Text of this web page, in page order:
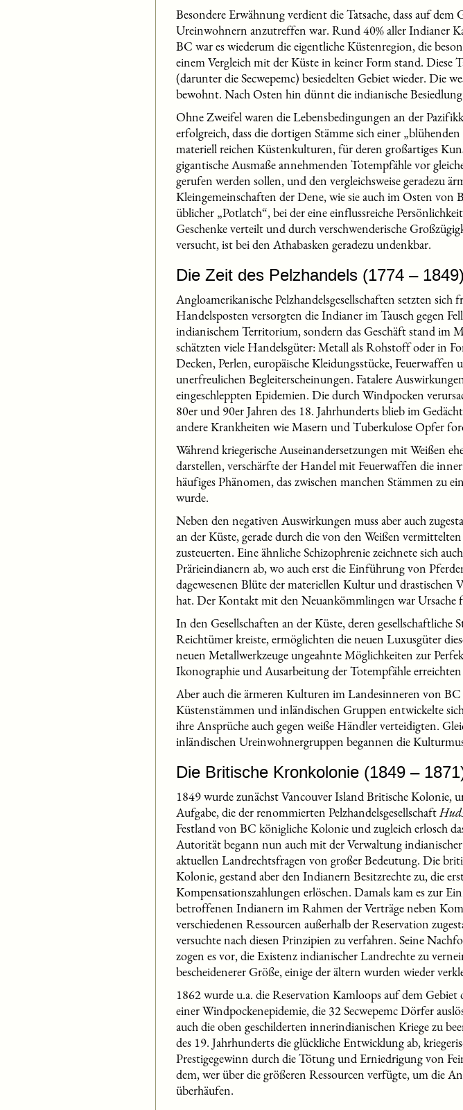
Besondere Erwähnung verdient die Tatsache, dass auf
Ureinwohnern anzutreffen war. Rund 40% aller Indianer
BC war es wiederum die eigentliche Küstenregion, die
einem Vergleich mit der Küste in keiner Form stand. Diese
(darunter die Secwepemc) besiedelten Gebiet wieder. Die
bewohnt. Nach Osten hin dünnt die indianische Besiedlung
Ohne Zweifel waren die Lebensbedingungen an der
erfolgreich, dass die dortigen Stämme sich einer
materiell reichen Küstenkulturen, für deren großartiges
gigantische Ausmaße annehmenden Totempfähle vor
gerufen werden sollen, und den vergleichsweise geradezu
Kleingemeinschaften der Dene, wie sie auch im Osten
üblicher „Potlatch“, bei der eine einflussreiche
Geschenke verteilt und durch verschwenderische
versucht, ist bei den Athabasken geradezu undenkbar.
Die Zeit des Pelzhandels (1774 – 1849)
Angloamerikanische Pelzhandelsgesellschaften setzten
Handelsposten versorgten die Indianer im Tausch gegen
indianischem Territorium, sondern das Geschäft stand im
schätzten viele Handelsgüter: Metall als Rohstoff oder in
Decken, Perlen, europäische Kleidungsstücke,
unerfreulichen Begleiterscheinungen. Fatalere
eingeschleppten Epidemien. Die durch Windpocken
80er und 90er Jahren des 18. Jahrhunderts blieb im
andere Krankheiten wie Masern und Tuberkulose Opfer
Während kriegerische Auseinandersetzungen mit Weißen
darstellen, verschärfte der Handel mit Feuerwaffen die
häufiges Phänomen, das zwischen manchen Stämmen zu
wurde.
Neben den negativen Auswirkungen muss aber auch
an der Küste, gerade durch die von den Weißen
zusteuerten. Eine ähnliche Schizophrenie zeichnete sich
Prärieindianern ab, wo auch erst die Einführung von
dagewesenen Blüte der materiellen Kultur und
hat. Der Kontakt mit den Neuankömmlingen war Ursache
In den Gesellschaften an der Küste, deren
Reichtümer kreiste, ermöglichten die neuen Luxusgüter
neuen Metallwerkzeuge ungeahnte Möglichkeiten zur
Ikonographie und Ausarbeitung der Totempfähle
Aber auch die ärmeren Kulturen im Landesinneren von
Küstenstämmen und inländischen Gruppen entwickelte
ihre Ansprüche auch gegen weiße Händler verteidigten.
inländischen Ureinwohnergruppen begannen die
Die Britische Kronkolonie (1849 –
1849 wurde zunächst Vancouver Island Britische Kolonie,
Aufgabe, die der renommierten Pelzhandelsgesellschaft
Festland von BC königliche Kolonie und zugleich erlosch
Autorität begann nun auch mit der Verwaltung
aktuellen Landrechtsfragen von großer Bedeutung. Die
Kolonie, gestand aber den Indianern Besitzrechte zu, die
Kompensationszahlungen erlöschen. Damals kam es zur
betroffenen Indianern im Rahmen der Verträge neben
verschiedenen Ressourcen außerhalb der Reservation
versuchte nach diesen Prinzipien zu verfahren. Seine
zogen es vor, die Existenz indianischer Landrechte zu
bescheidenerer Größe, einige der ältern wurden wieder
1862 wurde u.a. die Reservation Kamloops auf dem
einer Windpockenepidemie, die 32 Secwepemc Dörfer
auch die oben geschilderten innerindianischen Kriege zu
des 19. Jahrhunderts die glückliche Entwicklung ab,
Prestigegewinn durch die Tötung und Erniedrigung von
dem, wer über die größeren Ressourcen verfügte, um die
überhäufen.